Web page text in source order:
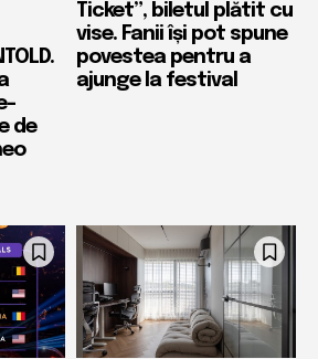
de
Ticket”, biletul plătit cu
vise. Fanii își pot spune
povestea pentru a
ajunge la festival